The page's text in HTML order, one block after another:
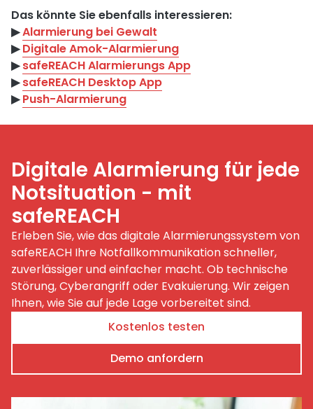
Das könnte Sie ebenfalls interessieren:
▶︎Alarmierung bei Gewalt
▶︎Digitale Amok-Alarmierung
▶︎safeREACH Alarmierungs App
▶︎safeREACH Desktop App
▶︎Push-Alarmierung
Digitale Alarmierung für jede
Notsituation - mit
safeREACH
Erleben Sie, wie das digitale Alarmierungssystem von
safeREACH Ihre Notfallkommunikation schneller,
zuverlässiger und einfacher macht. Ob technische
Störung, Cyberangriff oder Evakuierung. Wir zeigen
Ihnen, wie Sie auf jede Lage vorbereitet sind.
Kostenlos testen
Demo anfordern